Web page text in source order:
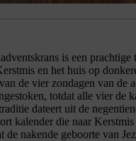
is een prachtige
en het huis op
de vier zondagen van de
totdat alle vier de
dateert uit de
kalender die naar Kerstmis
de nakende geboorte van